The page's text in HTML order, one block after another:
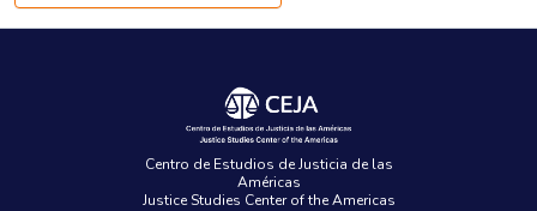
Centro de Estudios de Justicia de las
Américas
Justice Studies Center of the Americas